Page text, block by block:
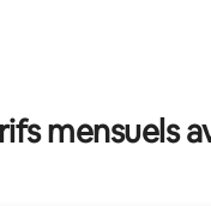
sur la base de 116
mensuels